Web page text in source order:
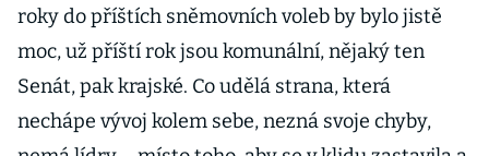
roky do příštích sněmovních voleb by bylo jistě
moc, už příští rok jsou komunální, nějaký ten
Senát, pak krajské. Co udělá strana, která
nechápe vývoj kolem sebe, nezná svoje chyby,